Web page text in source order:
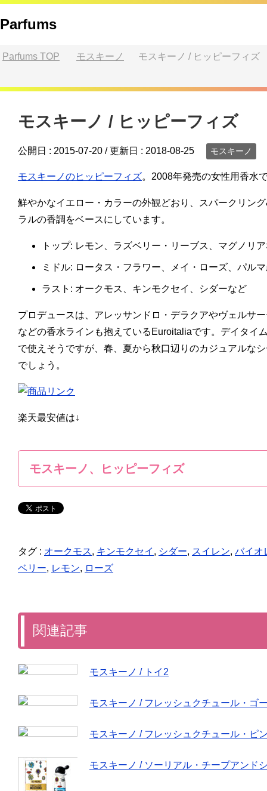
Parfums
Parfums TOP モスキーノ モスキーノ / ヒッピーフィズ
モスキーノ / ヒッピーフィズ
公開日 : 2015-07-20 / 更新日 : 2018-08-25 モスキーノ
モスキーノのヒッピーフィズ。2008年発売の女性用香水
鮮やかなイエロー・カラーの外観どおり、スパークリン
ラルの香調をベースにしています。
トップ: レモン、ラズベリー・リーブス、マグノリ
ミドル: ロータス・フラワー、メイ・ローズ、パル
ラスト: オークモス、キンモクセイ、シダーなど
プロデュースは、アレッサンドロ・デラクアやヴェルサ
などの香水ラインも抱えているEuroitaliaです。デイタイ
で使えそうですが、春、夏から秋口辺りのカジュアルな
でしょう。
楽天最安値は↓
モスキーノ、ヒッピーフィズ
タグ : オークモス, キンモクセイ , シダー, スイレン, バイオ
ベリー, レモン, ローズ
関連記事
モスキーノ / トイ2
モスキーノ / フレッシュクチュール・ゴ
モスキーノ / フレッシュクチュール・ピ
モスキーノ / ソーリアル・チープアンド